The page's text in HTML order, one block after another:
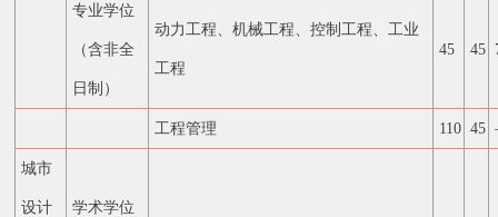
专业学位
（含非全
日制）
动力工程、机械工程、控制工程、工业
工程
45 45
工程管理 110 45
城市
设计 学术学位